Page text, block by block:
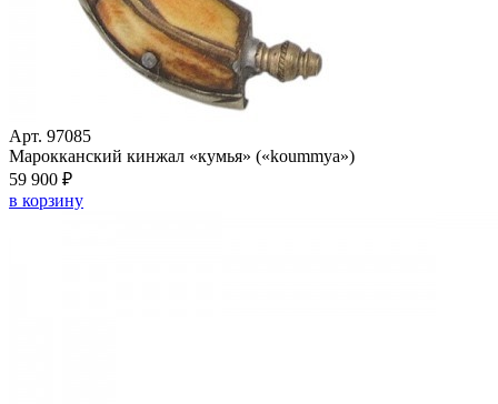
Арт. 97085
Марокканский кинжал «кумья» («koummya»)
59 900 ₽
в корзину